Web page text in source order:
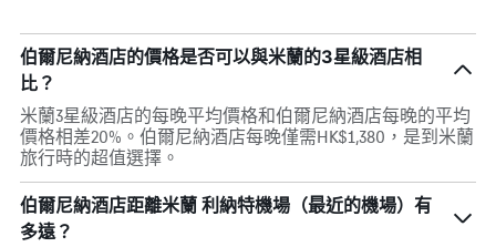
伯爾尼納酒店的價格是否可以與米蘭的3星級酒店相
比？
米蘭3星級酒店的每晚平均價格和伯爾尼納酒店每晚的平均
價格相差20%。伯爾尼納酒店每晚僅需HK$1,380，是到米蘭
旅行時的超值選擇。
伯爾尼納酒店距離米蘭 利納特機場（最近的機場）有
多遠？